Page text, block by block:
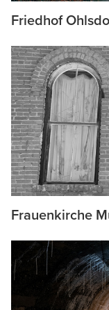
Friedhof
Frauenkirche